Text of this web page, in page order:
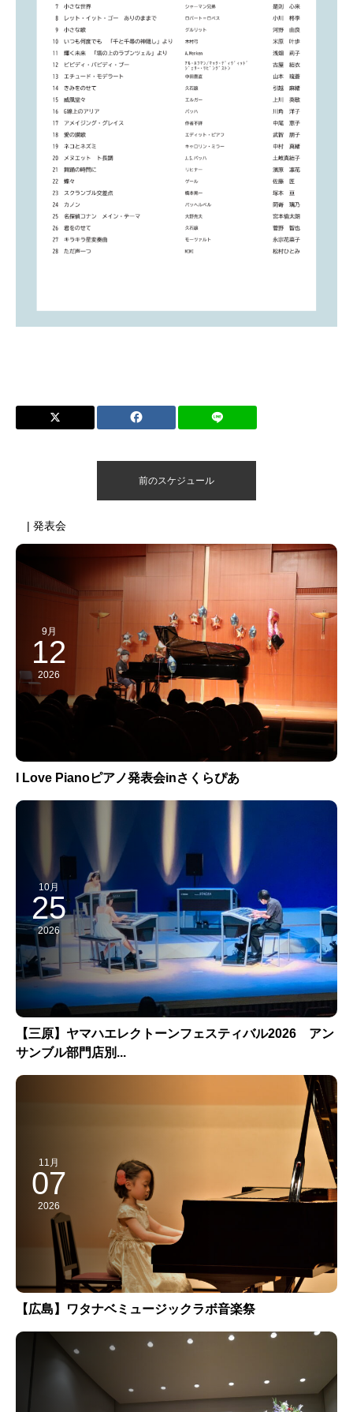
前のスケジュール
| 発表会
9月
12
2026
I Love Pianoピアノ発表会inさくらぴあ
10月
25
2026
【三原】ヤマハエレクトーンフェスティバル2026 アン
サンブル部門店別...
11月
07
2026
【広島】ワタナベミュージックラボ音楽祭